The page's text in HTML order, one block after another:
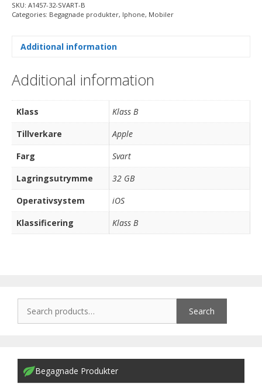
SKU: A1457-32-SVART-B
Categories: Begagnade produkter, Iphone, Mobiler
Additional information
Additional information
Klass
Klass B
Tillverkare
Apple
Farg
Svart
Lagringsutrymme
32 GB
Operativsystem
iOS
Klassificering
Klass B
Search
Begagnade Produkter